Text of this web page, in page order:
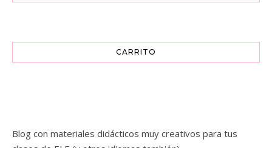
CARRITO
Blog con materiales didácticos muy creativos para tus